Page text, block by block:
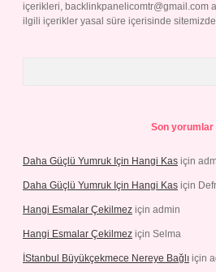
içerikleri, backlinkpanelicomtr@gmail.com
ilgili içerikler yasal süre içerisinde
Son yorumlar
Daha Güçlü Yumruk Için Hangi Kas için
Daha Güçlü Yumruk Için Hangi Kas için
Hangi Esmalar Çekilmez için admin
Hangi Esmalar Çekilmez için Selma
İStanbul Büyükçekmece Nereye Bağlı için